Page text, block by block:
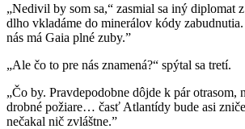
„Nedivil by som sa,“ zasmial sa iný diplomat
dlho vkladáme do minerálov kódy
nás má Gaia plné zuby.”
„Ale čo to pre nás znamená?“ spýtal sa tretí.
„Čo by. Pravdepodobne dôjde k pár otrasom,
drobné požiare… časť Atlantídy bude asi
nečakal nič zvláštne.”